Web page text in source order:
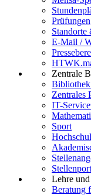
Prüfungen
Standorte
E-Mail /
Zentrale
Zentrales
IT-
Sport
Lehre
Beratung